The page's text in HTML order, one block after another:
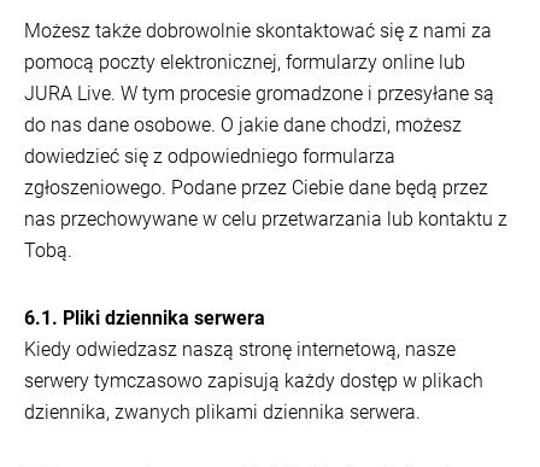
Możesz także dobrowolnie skontaktować się z nami za
pomocą poczty elektronicznej, formularzy online lub
JURA Live. W tym procesie gromadzone i przesyłane są
do nas dane osobowe. O jakie dane chodzi, możesz
dowiedzieć się z odpowiedniego formularza
zgłoszeniowego. Podane przez Ciebie dane będą przez
nas przechowywane w celu przetwarzania lub kontaktu z
Tobą.
6.1. Pliki dziennika serwera
Kiedy odwiedzasz naszą stronę internetową, nasze
serwery tymczasowo zapisują każdy dostęp w plikach
dziennika, zwanych plikami dziennika serwera.